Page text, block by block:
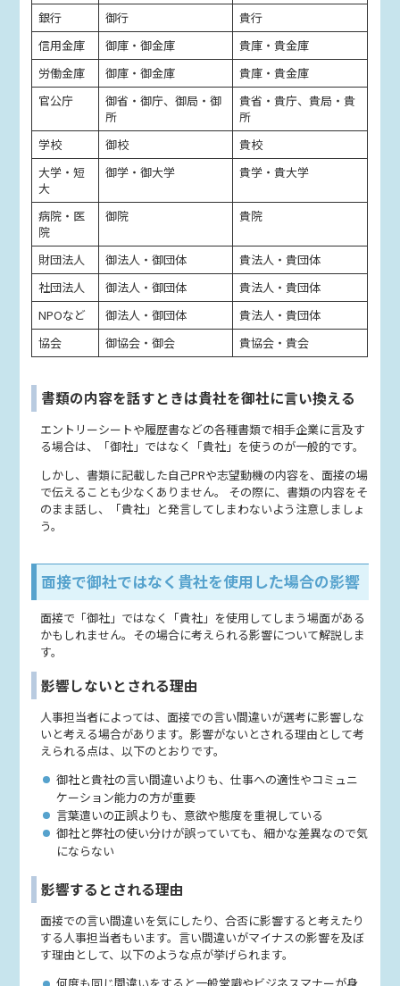
銀行 御行
貴行
信用金庫
御庫・御金庫
貴庫・貴金庫
労働金庫
御庫・御金庫
貴庫・貴金庫
官公庁
御省・御庁、御局・御
所
貴省・貴庁、貴局・貴
所
学校
御校
貴校
大学・短
大
御学・御大学 貴学・貴大学
病院・医
院
御院 貴院
財団法人 御法人・御団体
貴法人・貴団体
社団法人
御法人・御団体
貴法人・貴団体
NPOなど
御法人・御団体
貴法人・貴団体
協会
御協会・御会 貴協会・貴会
書類の内容を話すときは貴社を御社に言い換える
エントリーシートや履歴書などの各種書類で相手企業に言及す
る場合は、「御社」ではなく「貴社」を使うのが一般的です。
しかし、書類に記載した自己PRや志望動機の内容を、面接の場
で伝えることも少なくありません。 その際に、書類の内容をそ
のまま話し、「貴社」と発言してしまわないよう注意しましょ
う。
面接で御社ではなく貴社を使用した場合の影響
面接で「御社」ではなく「貴社」を使用してしまう場面がある
かもしれません。その場合に考えられる影響について解説しま
す。
影響しないとされる理由
人事担当者によっては、面接での言い間違いが選考に影響しな
いと考える場合があります。影響がないとされる理由として考
えられる点は、以下のとおりです。
御社と貴社の言い間違いよりも、仕事への適性やコミュニ
ケーション能力の方が重要
言葉遣いの正誤よりも、意欲や態度を重視している
御社と弊社の使い分けが誤っていても、細かな差異なので気
にならない
影響するとされる理由
面接での言い間違いを気にしたり、合否に影響すると考えたり
する人事担当者もいます。言い間違いがマイナスの影響を及ぼ
す理由として、以下のような点が挙げられます。